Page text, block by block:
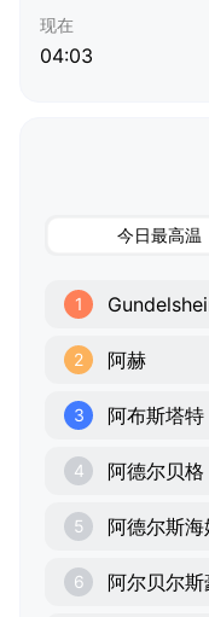
现在
04:03
今日最高温
1
2 阿赫
3 阿布斯塔特
4 阿德尔贝格
5 阿德尔斯海
6 阿尔贝尔斯